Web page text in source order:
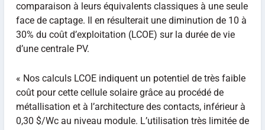
comparaison à leurs équivalents classiques à une seule
face de captage. Il en résulterait une diminution de 10 à
30% du coût d’exploitation (LCOE) sur la durée de vie
d’une centrale PV.
« Nos calculs LCOE indiquent un potentiel de très faible
coût pour cette cellule solaire grâce au procédé de
métallisation et à l’architecture des contacts, inférieur à
0,30 $/Wc au niveau module. L’utilisation très limitée de